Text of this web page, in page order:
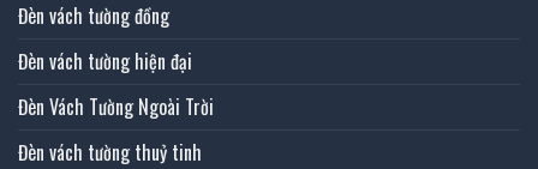
Đèn vách tường đồng
Đèn vách tường hiện đại
Đèn Vách Tường Ngoài Trời
Đèn vách tường thuỷ tinh